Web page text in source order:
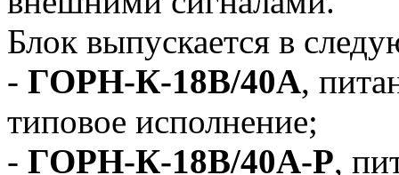
Блок выпускается в
- ГОРН-К-18В/40А,
типовое исполнение;
- ГОРН-К-18В/40А-Р,